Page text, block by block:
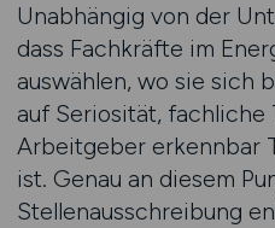
Unabhängig von der
dass Fachkräfte im
auswählen, wo sie sich
auf Seriosität, fachliche
Arbeitgeber erkennbar
ist. Genau an diesem
Stellenausschreibung